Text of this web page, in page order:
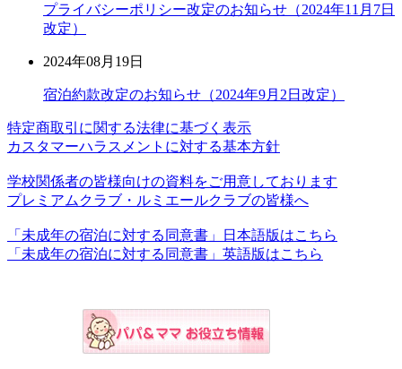
プライバシーポリシー改定のお知らせ（2024年11月7日
改定）
2024年08月19日
宿泊約款改定のお知らせ（2024年9月2日改定）
特定商取引に関する法律に基づく表示
カスタマーハラスメントに対する基本方針
学校関係者の皆様向けの資料をご用意しております
プレミアムクラブ・ルミエールクラブの皆様へ
「未成年の宿泊に対する同意書」日本語版はこちら
「未成年の宿泊に対する同意書」英語版はこちら